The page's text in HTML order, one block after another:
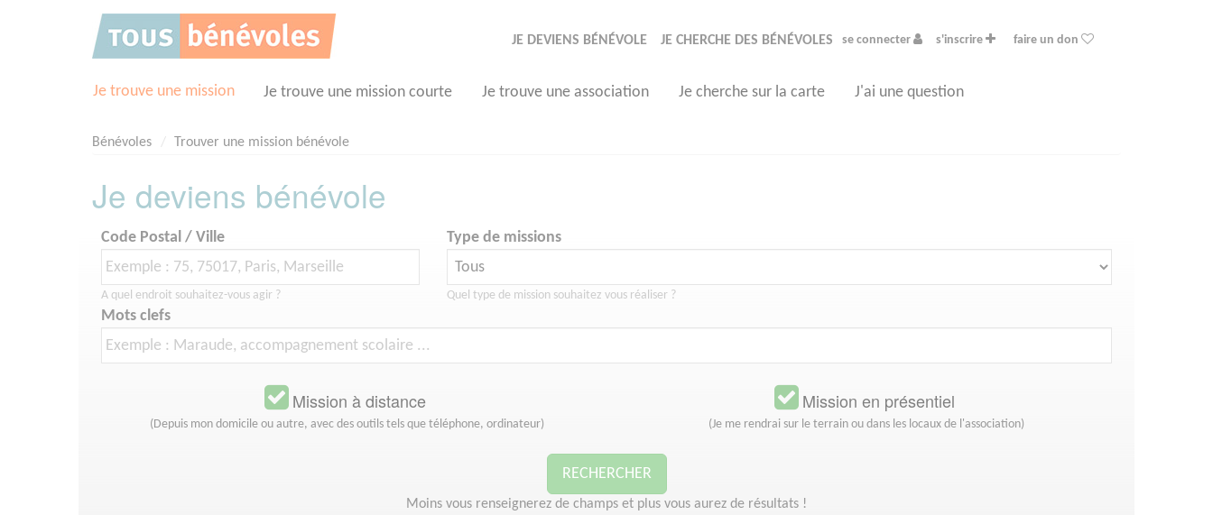
JE DEVIENS BÉNÉVOLE JE CHERCHE DES BÉNÉVOLES se connecter s'inscrire faire un don
Je trouve une mission Je trouve une mission courte Je trouve une association Je cherche sur la carte J'ai une question
Bénévoles Trouver une mission bénévole
Je deviens bénévole
Code Postal / Ville
A quel endroit souhaitez-vous agir ?
Type de missions
Quel type de mission souhaitez vous réaliser ?
Mots clefs
Mission à distance
(Depuis mon domicile ou autre, avec des outils tels que téléphone, ordinateur)
Mission en présentiel
(Je me rendrai sur le terrain ou dans les locaux de l'association)
RECHERCHER
Moins vous renseignerez de champs et plus vous aurez de résultats !